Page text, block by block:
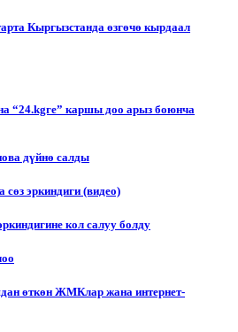
Кыргызстанда өзгөчө кырдаал
“24.kgге” каршы доо арыз боюнча
дүйнө салды
эркиндиги (видео)
кол салуу болду
өткөн ЖМКлар жана интернет-